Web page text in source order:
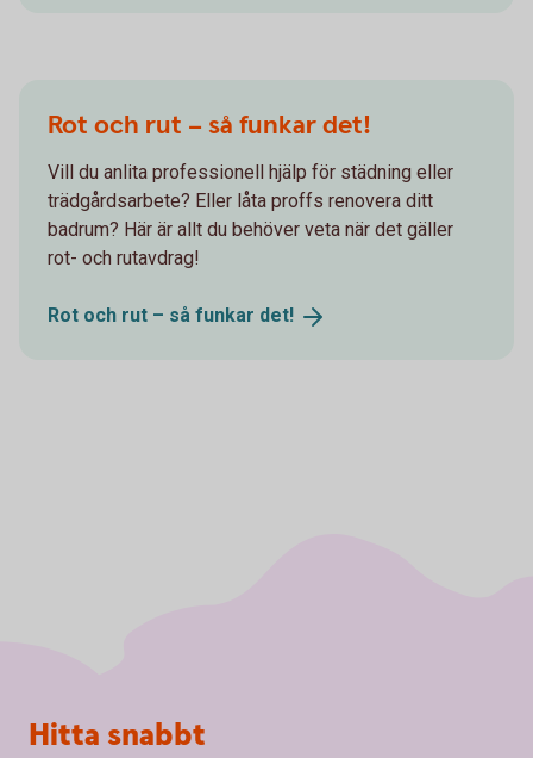
Rot och rut – så funkar det!
Vill du anlita professionell hjälp för städning eller
trädgårdsarbete? Eller låta proffs renovera ditt
badrum? Här är allt du behöver veta när det gäller
rot- och rutavdrag!
Rot och rut – så funkar det!
Sidfot
Hitta snabbt